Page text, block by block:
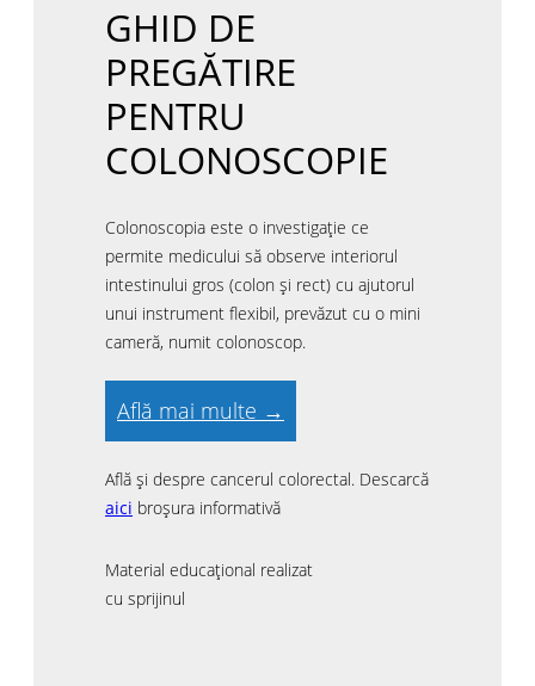
GHID DE
PREGĂTIRE
PENTRU
COLONOSCOPIE
Colonoscopia este o investigație ce
permite medicului să observe interiorul
intestinului gros (colon și rect) cu ajutorul
unui instrument flexibil, prevăzut cu o mini
cameră, numit colonoscop.
Află mai multe →
Află și despre cancerul colorectal. Descarcă
aici broșura informativă
Material educațional realizat
cu sprijinul